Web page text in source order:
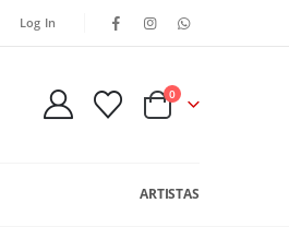
Log In
0
ARTISTAS